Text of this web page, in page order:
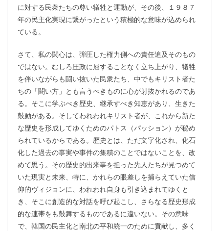
に対する民衆たちの尊い犠牲と運動が、その後、１９８７
年の民主化実現に繋がったという積極的な意味が込められ
ている。
さて、私の関心は、弾圧した権力側への責任追及そのもの
ではない。むしろ圧政に屈することなく立ち上がり、犠牲
を伴いながらも闘い抜いた民衆たち、中でもキリスト者た
ちの「闘い方」とも言うべきものに心が射抜かれるのであ
る。そこに学ぶべき歴史、継承すべき知恵があり、生きた
鼓動がある。そしてわれわれキリスト者が、これから新た
な歴史を形成してゆくためのパトス（パッション）が秘め
られているからである。歴史とは、ただ文字化され、化石
化した過去の事実や事件の集積のことではないことを、改
めて思う。その歴史的出来事を担った先人たちが見つめて
いた現実と未来、特に、かれらの眼差しを捕らえていた信
仰的ヴィジョンに、われわれ自身も引き込まれてゆくと
き、そこに創造的な対話を呼び起こし、さらなる歴史形成
的な連帯をも鼓舞するものであるに違いない。その意味
で、韓国の民主化と南北の平和統一のために貢献し、多く